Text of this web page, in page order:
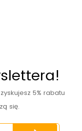
5% rabatu
się.